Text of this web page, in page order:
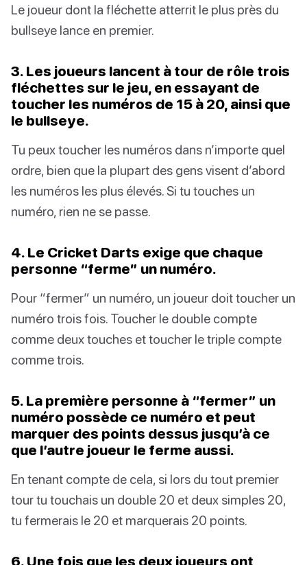
Le joueur dont la fléchette atterrit le plus près du
bullseye lance en premier.
3. Les joueurs lancent à tour de rôle trois
fléchettes sur le jeu, en essayant de
toucher les numéros de 15 à 20, ainsi que
le bullseye.
Tu peux toucher les numéros dans n’importe quel
ordre, bien que la plupart des gens visent d’abord
les numéros les plus élevés. Si tu touches un
numéro, rien ne se passe.
4. Le Cricket Darts exige que chaque
personne “ferme” un numéro.
Pour “fermer” un numéro, un joueur doit toucher un
numéro trois fois. Toucher le double compte
comme deux touches et toucher le triple compte
comme trois.
5. La première personne à “fermer” un
numéro possède ce numéro et peut
marquer des points dessus jusqu’à ce
que l’autre joueur le ferme aussi.
En tenant compte de cela, si lors du tout premier
tour tu touchais un double 20 et deux simples 20,
tu fermerais le 20 et marquerais 20 points.
6. Une fois que les deux joueurs ont